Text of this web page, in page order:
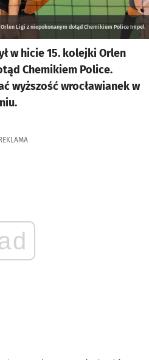
Ligi z niepokonanym dotąd Chemikiem Police Impel
w hicie 15. kolejki Orlen
Chemikiem Police.
wyższość wrocławianek w
REKLAMA